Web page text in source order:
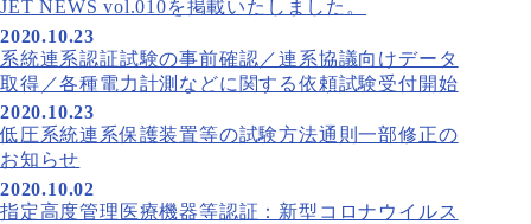
JET NEWS vol.010を掲載いたしました。
2020.10.23
系統連系認証試験の事前確認／連系協議向けデータ
取得／各種電力計測などに関する依頼試験受付開始
2020.10.23
低圧系統連系保護装置等の試験方法通則一部修正の
お知らせ
2020.10.02
指定高度管理医療機器等認証：新型コロナウイルス